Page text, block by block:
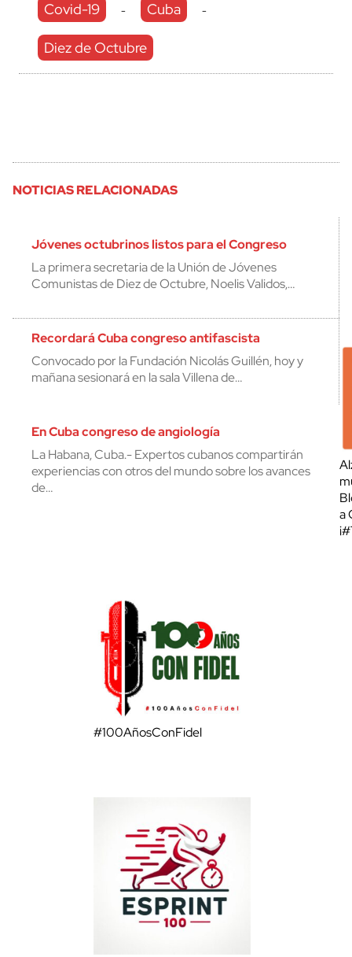
Covid-19 - Cuba -
Diez de Octubre
NOTICIAS RELACIONADAS
Jóvenes octubrinos listos para el Congreso
La primera secretaria de la Unión de Jóvenes
Comunistas de Diez de Octubre, Noelis Validos,…
Recordará Cuba congreso antifascista
Convocado por la Fundación Nicolás Guillén, hoy y
mañana sesionará en la sala Villena de…
En Cuba congreso de angiología
La Habana, Cuba.- Expertos cubanos compartirán
experiencias con otros del mundo sobre los avances
de…
a
#100AñosConFidel